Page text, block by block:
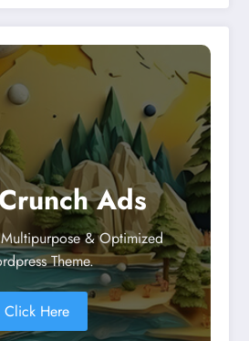
numérique
Ads
& Optimized
Theme.
Click Here